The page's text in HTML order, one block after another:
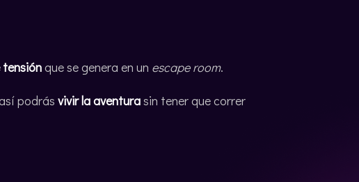
que se genera en un escape room.
podrás vivir la aventurasin tener que correr